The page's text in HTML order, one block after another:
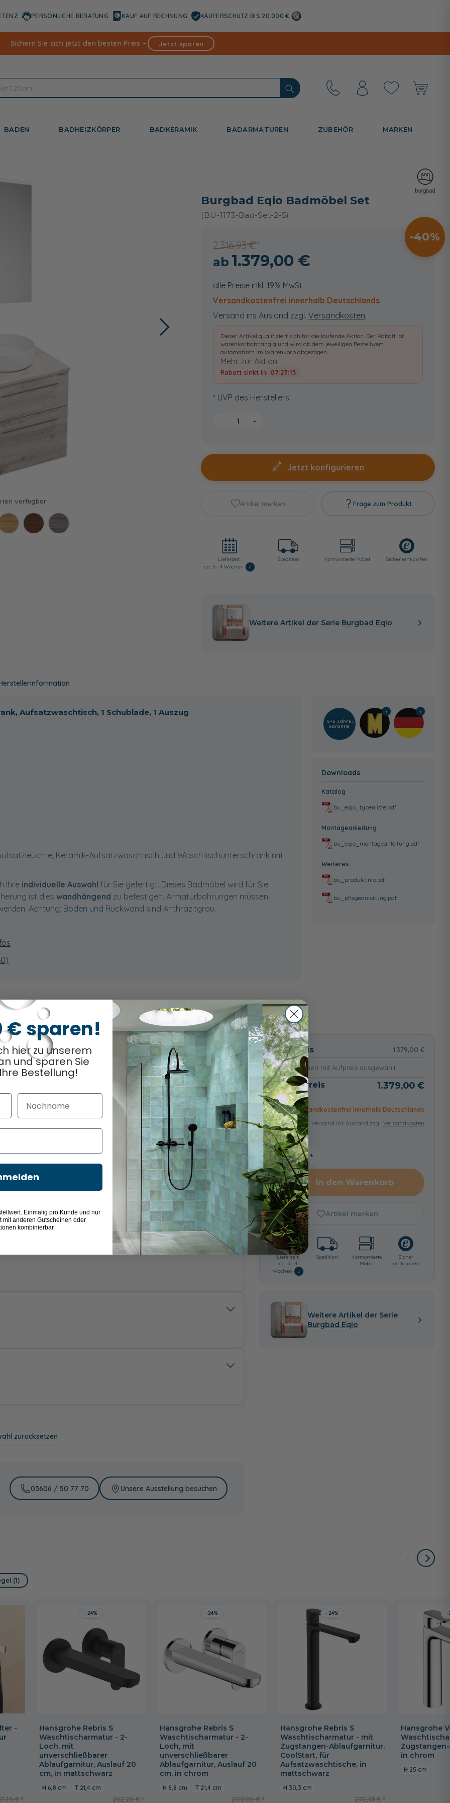
PERSÖNLICHE BERATUNG KAUF AUF RECHNUNG KÄUFERSCHUTZ BIS 20.000 €
Sichern Sie sich jetzt den besten Preis – Jetzt sparen
BADEN BADHEIZKÖRPER BADKERAMIK BADARMATUREN ZUBEHÖR MARKEN
Burgbad Eqio Badmöbel Set
(BU-1173-Bad-Set-2-5)
2.316,93 €
40
1.379,00 €
alle Preise inkl. 19% MwSt.
Versandkostenfrei innerhalb Deutschlands
Versand ins Ausland zzgl.Versandkosten
Dieser Artikel qualifiziert sich für die laufende Aktion. Der Rabatt ist
warenkorbabhängig und wird ab dem jeweiligen Bestellwert
automatisch im Warenkorb abgezogen.
Mehr zur Aktion
Rabatt sinkt in 07:27:11
* UVP des Herstellers
+
Jetzt konfigurieren
Artikel merken Frage zum Produkt
Lieferzeit:
ca. 3 - 4 Wochen
i
Spedition Vormontierte Möbel Sicher einkaufen
Weitere Artikel der Serie Burgbad Eqio
Aufsatzwaschtisch, 1 Schublade, 1 Auszug
Keramik-Aufsatzwaschtisch und Waschtischunterschrank mit
Ihre individuelle Auswahl für Sie gefertigt. Dieses Badmöbel wird für Sie
ist dies wandhängend zu befestigen. Armaturbohrungen müssen
Achtung: Boden und Rückwand sind Anthrazitgrau.
5+5 Jahre
Garantie
2
Downloads
Katalog
bu_eqio_typenliste.pdf
Montageanleitung
bu_eqio_montageanleitung.pdf
Weiteres
bu_produktinfo.pdf
bu_pflegeanleitung.pdf
0/ 6 Optionen ausgewählt
Dunkelgrau
Salbeigrau (Lack
Weiß Hochglanz
(Acrylfront mit
Laserkante)
Grau Hochglanz
Laserkante)
Matt
Schwarz Matt
zurücksetzen
03606 / 50 77 70 Unsere Ausstellung besuchen
Basispreis 1.379,00 €
keine Optionen mit Aufpreis ausgewählt
Gesamtpreis 1.379,00 €
Versandkostenfrei innerhalb Deutschlands
Versand ins Ausland zzgl. Versandkosten
− +
In den Warenkorb
Artikel merken
Lieferzeit:
ca. 3 - 4
Wochen
i
Spedition
Vormontierte
Möbel
Sicher
einkaufen
Weitere Artikel der Serie
Burgbad Eqio
(1)
-
€
-24%
Hansgrohe Rebris S
Waschtischarmatur - 2-
Loch, mit
unverschließbarer
Ablaufgarnitur, Auslauf 20
cm, in mattschwarz
6,8 cm 21,4 cm
262,28 €
-24%
Hansgrohe Rebris S
Waschtischarmatur - 2-
Loch, mit
unverschließbarer
Ablaufgarnitur, Auslauf 20
cm, in chrom
6,8 cm 21,4 cm
209,80 €
-24%
Hansgrohe Rebris S
Waschtischarmatur - mit
Zugstangen-Ablaufgarnitur,
CoolStart, für
Aufsatzwaschtische, in
mattschwarz
30,3 cm
270,61 €
-
Hansgrohe
in chrom
25 cm
€ sparen!
hier zu unserem
und sparen Sie
Bestellung!
Nachname
Einmalig pro Kunde und nur
mit anderen Gutscheinen oder
kombinierbar.